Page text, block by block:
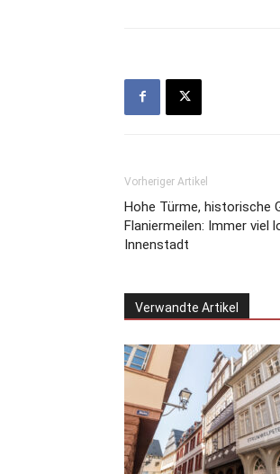
Vorheriger Artikel
Hohe Türme, historische
Flaniermeilen: Immer viel
Innenstadt
Verwandte Artikel